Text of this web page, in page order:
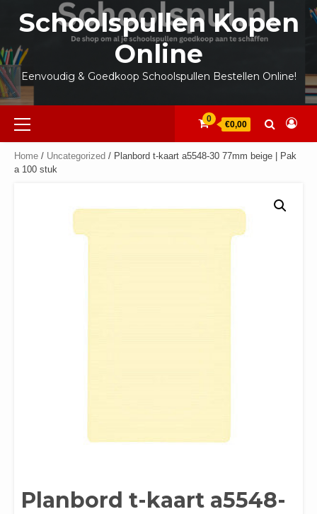
inhoud
Schoolspullen Kopen
Online
Eenvoudig & Goedkoop Schoolspullen Bestellen Online!
Primair
menu
0
€0,00
Home / Uncategorized / Planbord t-kaart a5548-30 77mm beige | Pak
a 100 stuk
Planbord t-kaart a5548-